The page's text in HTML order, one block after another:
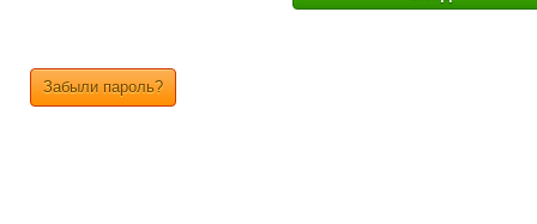
Забыли пароль?